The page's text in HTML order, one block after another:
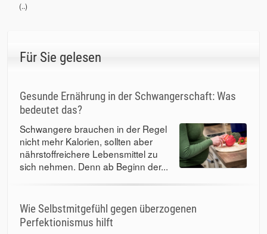
(..)
Für Sie gelesen
Gesunde Ernährung in der Schwangerschaft: Was
bedeutet das?
Schwangere brauchen in der Regel
nicht mehr Kalorien, sollten aber
nährstoffreichere Lebensmittel zu
sich nehmen. Denn ab Beginn der...
Wie Selbstmitgefühl gegen überzogenen
Perfektionismus hilft